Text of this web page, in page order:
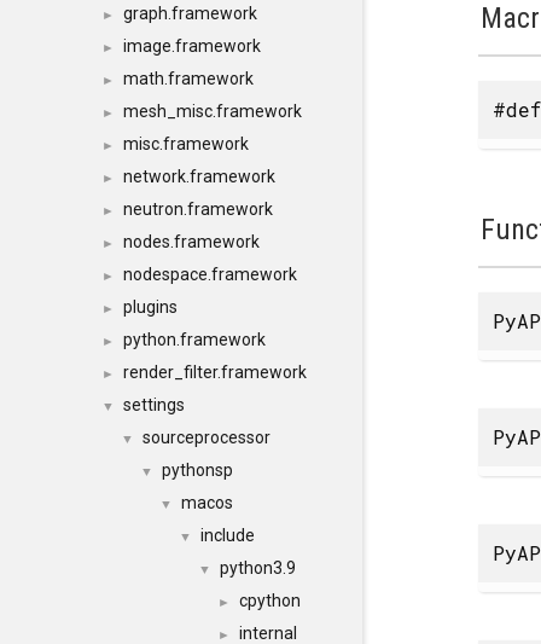
► graph.framework
► image.framework
► math.framework
► mesh_misc.framework
► misc.framework
► network.framework
► neutron.framework
► nodes.framework
► nodespace.framework
► plugins
► python.framework
► render_filter.framework
▼ settings
▼ sourceprocessor
▼ pythonsp
▼ macos
▼ include
▼ python3.9
► cpython
► internal